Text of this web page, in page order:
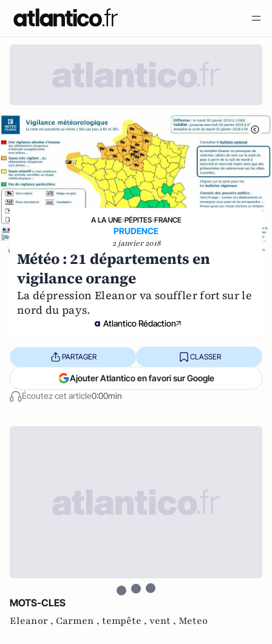
A LA UNE›PÉPITES›FRANCE
PRUDENCE
2 janvier 2018
Météo : 21 départements en
vigilance orange
La dépression Eleanor va souffler fort sur le
nord du pays.
Atlantico Rédaction
Écoutez cet article0:00min
PARTAGER CLASSER
Ajouter Atlantico en favori sur Google
MOTS-CLES
Eleanor , Carmen , tempête , vent , Meteo